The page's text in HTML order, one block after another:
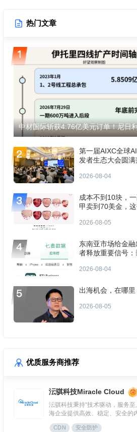
热门文章
第一届AIXC全球
发者生态大会圆
2026-08-04
成本不到10块，
甲卖到70美金，这
2026-08-05
东南亚市场给金
者释放重要信号：
点？
2026-08-04
出海机会，在哪里
2026-08-05
优质服务商推荐
沄骐科技Miracle Cloud
沄骐科技秉持“技术驱动，服务至
海企业提供高效、稳定、安全的
（CDN）与云服务解决方案，是
领导者Fastly中国区首个合作伙伴
CDN 安全防护